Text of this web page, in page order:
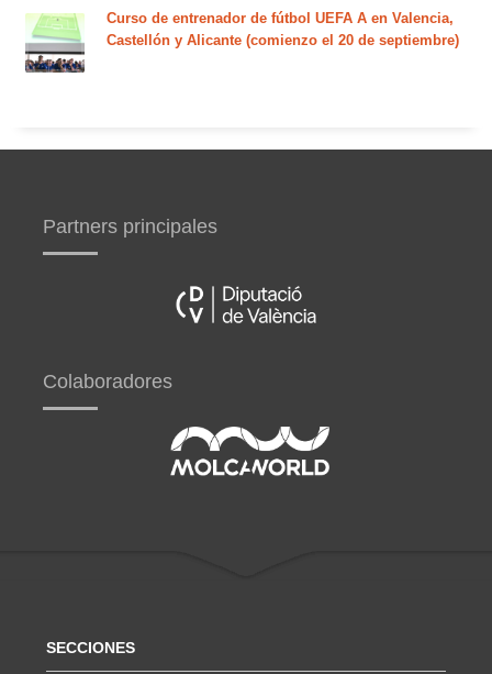
Curso de entrenador de fútbol UEFA A en Valencia,
Castellón y Alicante (comienzo el 20 de septiembre)
Partners principales
Colaboradores
SECCIONES